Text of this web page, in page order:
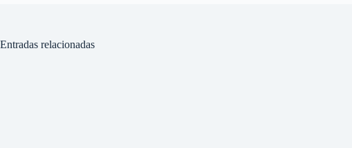
Entradas relacionadas